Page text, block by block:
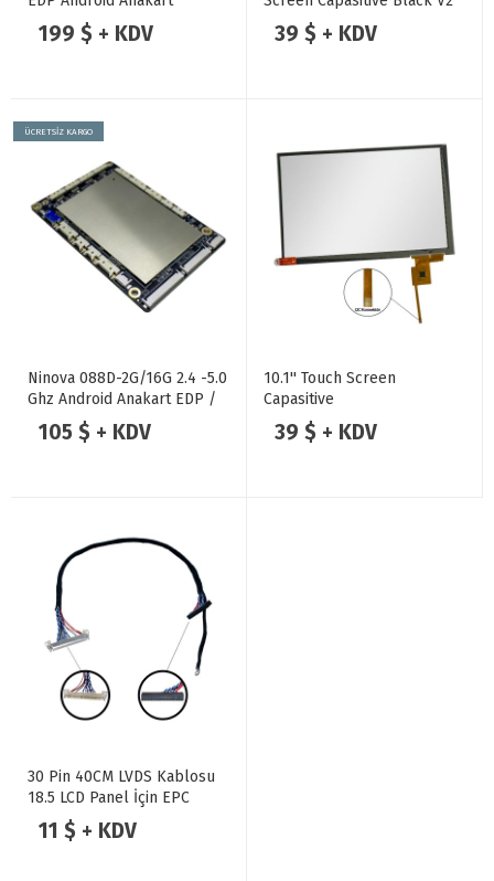
199 $ + KDV 39 $ + KDV
ÜCRETSİZ KARGO
Ninova 088D-2G/16G 2.4 -5.0
Ghz Android Anakart EDP /
MIPI
105 $ + KDV
10.1'' Touch Screen
Capasitive
39 $ + KDV
30 Pin 40CM LVDS Kablosu
18.5 LCD Panel İçin EPC
11 $ + KDV